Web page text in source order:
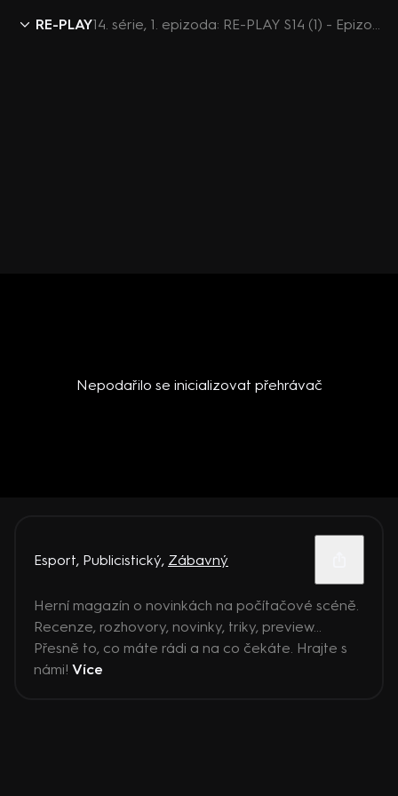
RE-PLAY 14. série, 1. epizoda: RE-PLAY S14 (1) - Epizoda 1
Nepodařilo se inicializovat přehrávač
Esport, Publicistický, Zábavný
Herní magazín o novinkách na počítačové scéně.
Recenze, rozhovory, novinky, triky, preview...
Přesně to, co máte rádi a na co čekáte. Hrajte s
námi! Více